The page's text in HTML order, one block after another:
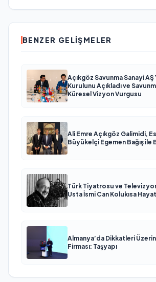
BENZER GELIŞMELER
Açıkgöz Savunma Sanayi
Kurulunu Açıkladı ve
Küresel Vizyon Vurgusu
Ali Emre Açıkgöz Galimidi,
Büyükelçi Egemen Bağış ile
Türk Tiyatrosu ve Televizyon
Usta İsmi Can Kolukısa
Almanya’da Dikkatleri
Firması: Taşyapı